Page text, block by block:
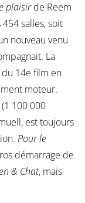
plaisirde Reem
salles, soit
nouveau venu
La
du 14e film en
moteur.
(1 100 000
est toujours
Pour le
démarrage de
& Chat, mais